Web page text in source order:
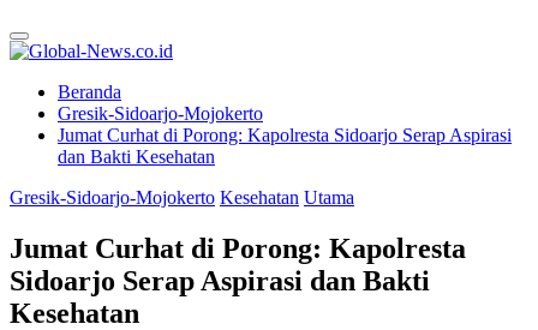
Primary
Menu
Beranda
Gresik-Sidoarjo-Mojokerto
Jumat Curhat di Porong: Kapolresta Sidoarjo Serap Aspirasi
dan Bakti Kesehatan
Gresik-Sidoarjo-Mojokerto Kesehatan Utama
Jumat Curhat di Porong: Kapolresta
Sidoarjo Serap Aspirasi dan Bakti
Kesehatan